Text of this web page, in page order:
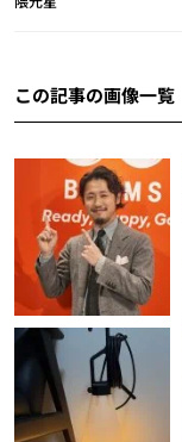
この記事の画像一覧